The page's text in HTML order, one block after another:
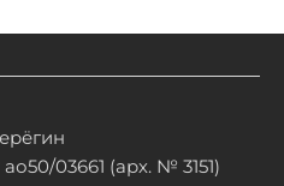
03661 (арх. № 3151)